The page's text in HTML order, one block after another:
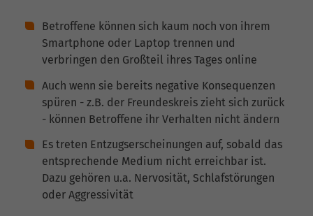
Betroffene können sich kaum noch von ihrem
Smartphone oder Laptop trennen und
verbringen den Großteil ihres Tages online
Auch wenn sie bereits negative Konsequenzen
spüren - z.B. der Freundeskreis zieht sich zurück
- können Betroffene ihr Verhalten nicht ändern
Es treten Entzugserscheinungen auf, sobald das
entsprechende Medium nicht erreichbar ist.
Dazu gehören u.a. Nervosität, Schlafstörungen
oder Aggressivität